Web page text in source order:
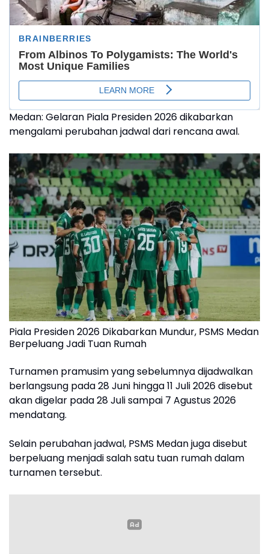
Medan: Gelaran Piala Presiden 2026 dikabarkan
mengalami perubahan jadwal dari rencana awal.
Piala Presiden 2026 Dikabarkan Mundur, PSMS Medan
Berpeluang Jadi Tuan Rumah
Turnamen pramusim yang sebelumnya dijadwalkan
berlangsung pada 28 Juni hingga 11 Juli 2026 disebut
akan digelar pada 28 Juli sampai 7 Agustus 2026
mendatang.
Selain perubahan jadwal, PSMS Medan juga disebut
berpeluang menjadi salah satu tuan rumah dalam
turnamen tersebut.